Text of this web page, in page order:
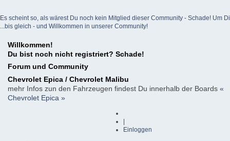
Es scheint so, als wärest Du noch kein Mitglied dieser Community - Schade! Um
...bis gleich - und Willkommen in unserer Community!
Willkommen!
Du bist noch nicht registriert? Schade!
Forum und Community
Chevrolet Epica / Chevrolet Malibu
mehr Infos zun den Fahrzeugen findest Du innerhalb der Boards «
Chevrolet Epica »
Einloggen